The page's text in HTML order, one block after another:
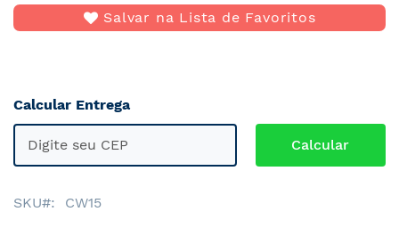
Salvar na Lista de Favoritos
Calcular Entrega
SKU CW15